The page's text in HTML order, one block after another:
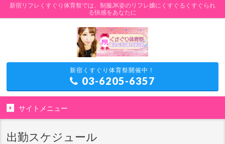
新宿リフレくすぐり体育祭では、制服JK姿のリフレ嬢にくすぐるくすぐられ
る快感をあなたに
新宿くすぐり体育祭開催中！
03-6205-6357
サイトメニュー
出勤スケジュール